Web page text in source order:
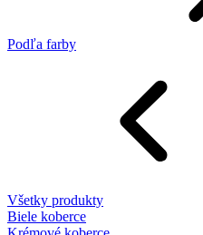
Podľa farby
Všetky produkty
Biele koberce